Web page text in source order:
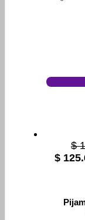
$
$